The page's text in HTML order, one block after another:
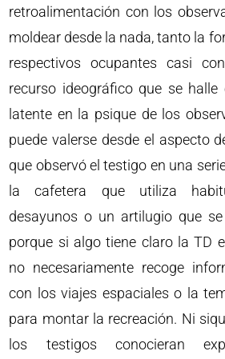
retroalimentación con los
moldear desde la nada, tanto la
respectivos ocupantes casi
recurso ideográfico que se
latente en la psique de los
puede valerse desde el aspecto
que observó el testigo en una
la cafetera que utiliza
desayunos o un artilugio que
porque si algo tiene claro la TD
no necesariamente recoge
con los viajes espaciales o la
para montar la recreación. Ni
los testigos conocieran